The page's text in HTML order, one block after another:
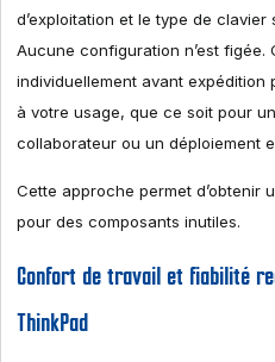
d’exploitation et le type de clavier
Aucune configuration n’est
individuellement avant
à votre usage, que ce soit pour
collaborateur ou un déploiement
Cette approche permet d’obtenir
pour des composants inutiles.
Confort de travail et fiabilité
ThinkPad